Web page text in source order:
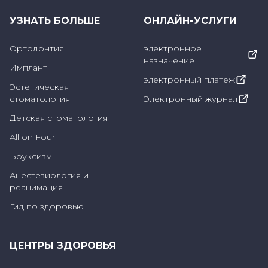
у стоматолога могут привести к
появлению пятен.
Как исчезают пятна на зубах
Как исчезают пятна на зубах, зависит от типа,
степени выраженности и причины их
появления. Некоторые варианты лечения,
которые могут быть использованы для
различных типов пятен на зубах:
обычно можно устранить с помощью
УЗНАТЬ БОЛЬШЕ
Ортодонтия
Имплант
Эстетическая
стоматология
Детская стоматология
All on Four
Бруксизм
Анестезиология и
реанимация
Гид по здоровью
ОНЛАЙН-УСЛУГИ
электронное
назначение
электронный платеж
Электронный журнал
ЦЕНТРЫ ЗДОРОВЬЯ